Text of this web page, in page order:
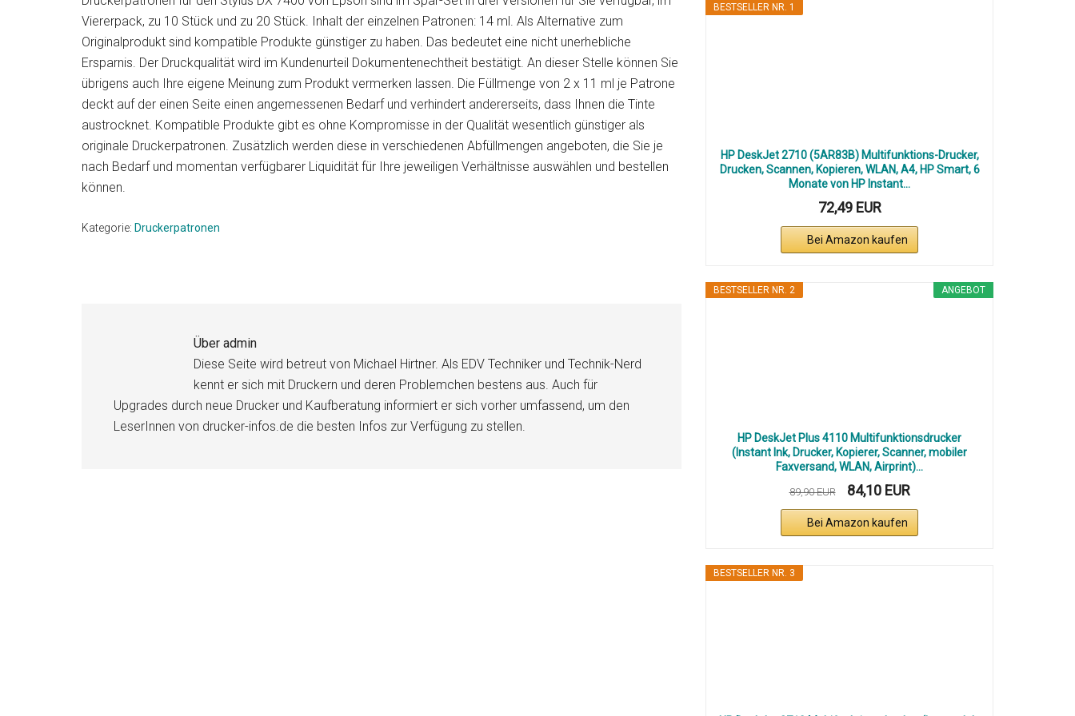
Ratgeber
&
Neuheiten
Druckerneuheiten
&
aktuellen
Angeboten!
Viererpack, zu 10 Stück und zu 20 Stück. Inhalt der einzelnen Patronen: 14 ml. Als Alternative zum
Originalprodukt sind kompatible Produkte günstiger zu haben. Das bedeutet eine nicht unerhebliche
Ersparnis. Der Druckqualität wird im Kundenurteil Dokumentenechtheit bestätigt. An dieser Stelle können Sie
übrigens auch Ihre eigene Meinung zum Produkt vermerken lassen. Die Füllmenge von 2 x 11 ml je Patrone
deckt auf der einen Seite einen angemessenen Bedarf und verhindert andererseits, dass Ihnen die Tinte
austrocknet. Kompatible Produkte gibt es ohne Kompromisse in der Qualität wesentlich günstiger als
originale Druckerpatronen. Zusätzlich werden diese in verschiedenen Abfüllmengen angeboten, die Sie je
nach Bedarf und momentan verfügbarer Liquidität für Ihre jeweiligen Verhältnisse auswählen und bestellen
können.
Kategorie: Druckerpatronen
Über admin
Diese Seite wird betreut von Michael Hirtner. Als EDV Techniker und Technik-Nerd
kennt er sich mit Druckern und deren Problemchen bestens aus. Auch für
Upgrades durch neue Drucker und Kaufberatung informiert er sich vorher umfassend, um den
LeserInnen von drucker-infos.de die besten Infos zur Verfügung zu stellen.
BESTSELLER NR. 1
HP DeskJet 2710 (5AR83B) Multifunktions-Drucker,
Drucken, Scannen, Kopieren, WLAN, A4, HP Smart, 6
Monate von HP Instant...
72,49 EUR
Bei Amazon kaufen
ANGEBOT
BESTSELLER NR. 2
HP DeskJet Plus 4110 Multifunktionsdrucker
(Instant Ink, Drucker, Kopierer, Scanner, mobiler
Faxversand, WLAN, Airprint)...
89,90 EUR 84,10 EUR
Bei Amazon kaufen
BESTSELLER NR. 3